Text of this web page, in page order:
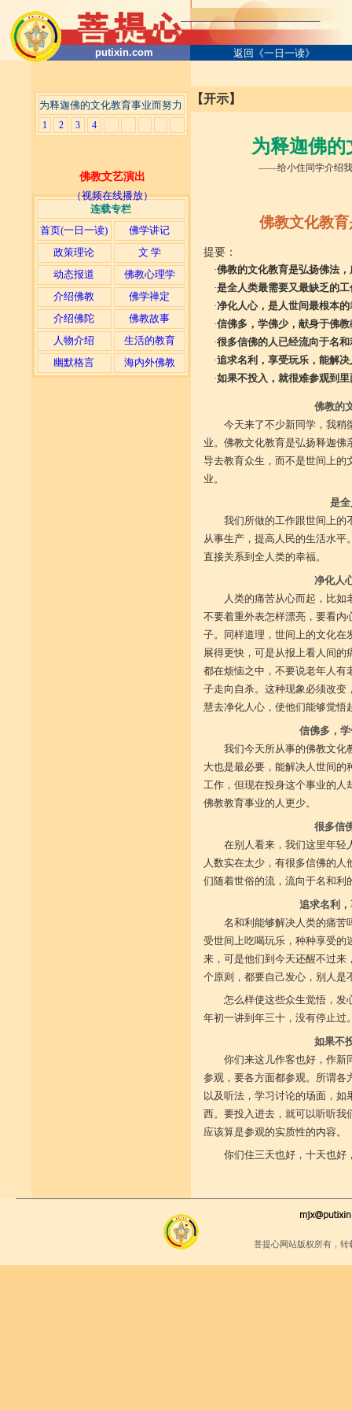
putixin.com 返回《一日一读》
佛教文艺演出
（视频在线播放）
连载专栏
首页(一日一读)
佛学讲记
政策理论
文 学
动态报道
佛教心理学
介绍佛教
佛学禅定
介绍佛陀
佛教故事
人物介绍
生活的教育
幽默格言
海内外佛教
【开示】
为释迦佛
——给小住同学介绍
佛教文化教
提要：
·佛教的文化教育是弘扬佛法
·是全人类最需要又最缺乏的工
·净化人心，是人世间最根本
·信佛多，学佛少，献身于佛
·很多信佛的人已经流向于名
·追求名利，享受玩乐，能解
·如果不投入，就很难参观到
佛教的
今天来了不少新同学，我稍
业。佛教文化教育是弘扬释迦佛
导去教育众生，而不是世间上的
业。
是
我们所做的工作跟世间上的
从事生产，提高人民的生活水
直接关系到全人类的幸福。
净化人
人类的痛苦从心而起，比
不要着重外表怎样漂亮，要看内
子。同样道理，世间上的文化在
展得更快，可是从报上看人间
都在烦恼之中，不要说老年人有
子走向自杀。这种现象必须改变
慧去净化人心，使他们能够觉悟
信佛多，
我们今天所从事的佛教文化
大也是最必要，能解决人世间
工作，但现在投身这个事业的人
佛教教育事业的人更少。
很多信
在别人看来，我们这里年轻
人数实在太少，有很多信佛的
们随着世俗的流，流向于名和利
追求名利
名和利能够解决人类的痛苦
受世间上吃喝玩乐，种种享受的
来，可是他们到今天还醒不过来
个原则，都要自己发心，别人是
怎么样使这些众生觉悟，发
年初一讲到年三十，没有停止过
如果不
你们来这儿作客也好，作新
参观，要各方面都参观。所谓各
以及听法，学习讨论的场面，
西。要投入进去，就可以听听我
应该算是参观的实质性的内容。
你们住三天也好，十天也好
菩提心网站版权所有，
为释迦佛的文化教育事业而努力
1 2 3 4